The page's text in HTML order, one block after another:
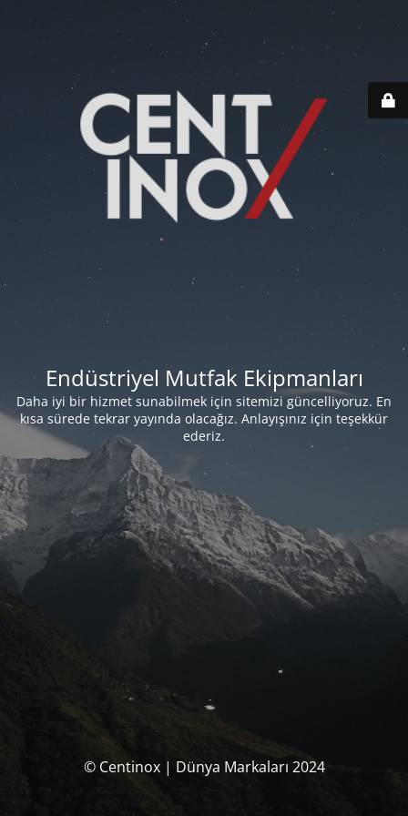
Endüstriyel Mutfak Ekipmanları
Daha iyi bir hizmet sunabilmek için sitemizi güncelliyoruz. En
kısa sürede tekrar yayında olacağız. Anlayışınız için teşekkür
ederiz.
© Centinox | Dünya Markaları 2024